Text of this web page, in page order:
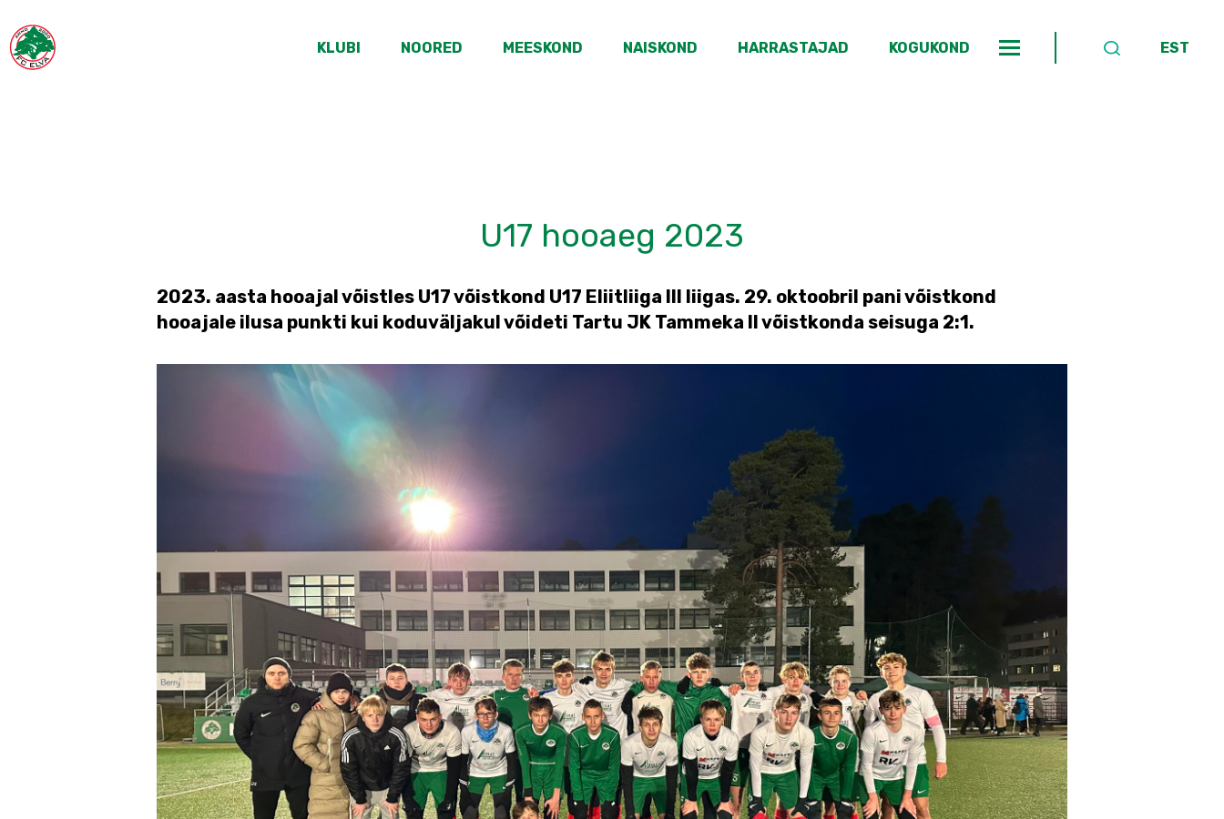
KLUBI NOORED MEESKOND NAISKOND HARRASTAJAD KOGUKOND EST
U17 hooaeg 2023
2023. aasta hooajal võistles U17 võistkond U17 Eliitliiga III liigas. 29. oktoobril pani võistkond
hooajale ilusa punkti kui koduväljakul võideti Tartu JK Tammeka II võistkonda seisuga 2:1.